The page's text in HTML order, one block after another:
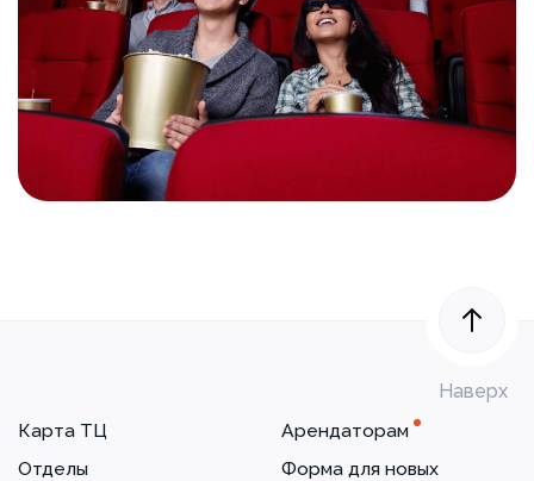
Наверх
Карта ТЦ
Отделы
Арендаторам
Форма для новых